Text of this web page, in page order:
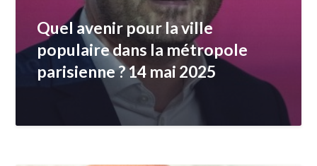
Quel avenir pour la ville
populaire dans la métropole
parisienne ? 14 mai 2025